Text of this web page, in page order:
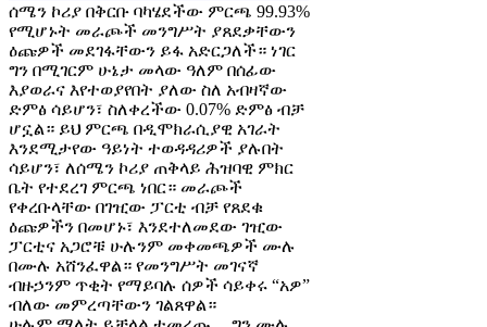
ሰሜን ኮሪያ በቅርቡ ባካሄደችው ምርጫ 99.93%
የሚሆኑት መራጮች መንግሥት ያጸደቃቸውን
ዕጩዎች መደገፋቸውን ይፋ አድርጋለች። ነገር
ግን በሚገርም ሁኔታ መላው ዓለም በሰፊው
እያወራና እየተወያየበት ያለው ስለ አብዛኛው
ድምፅ ሳይሆን፣ ስለቀረችው 0.07% ድምፅ ብቻ
ሆኗል። ይህ ምርጫ በዲሞክራሲያዊ አገራት
እንደሚታየው ዓይነት ተወዳዳሪዎች ያሉበት
ሳይሆን፣ ለሰሜን ኮሪያ ጠቅላይ ሕዝባዊ ምክር
ቤት የተደረገ ምርጫ ነበር። መራጮች
የቀረቡላቸው በገዢው ፓርቲ ብቻ የጸደቁ
ዕጩዎችን በመሆኑ፣ እንደተለመደው ገዢው
ፓርቲና አጋሮቹ ሁሉንም መቀመጫዎች ሙሉ
በሙሉ አሸንፈዋል። የመንግሥት መገናኛ
ብዙኃንም ጥቂት የማይባሉ ሰዎች ሳይቀሩ “አዎ”
ብለው መምረጣቸውን ገልጸዋል።